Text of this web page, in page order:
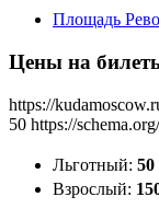
Площадь
Цены на
https://
50 https://
Льготный: 50
Взрослый: